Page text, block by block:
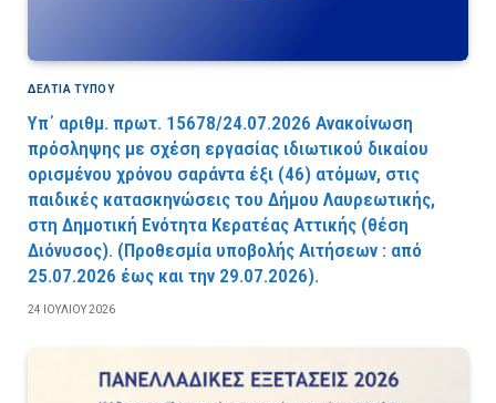
ΔΕΛΤΙΑ ΤΥΠΟΥ
Υπ΄ αριθμ. πρωτ. 15678/24.07.2026 Ανακοίνωση
πρόσληψης με σχέση εργασίας ιδιωτικού δικαίου
ορισμένου χρόνου σαράντα έξι (46) ατόμων, στις
παιδικές κατασκηνώσεις του Δήμου Λαυρεωτικής,
στη Δημοτική Ενότητα Κερατέας Αττικής (θέση
Διόνυσος). (Προθεσμία υποβολής Αιτήσεων : από
25.07.2026 έως και την 29.07.2026).
24 ΙΟΥΛΊΟΥ 2026